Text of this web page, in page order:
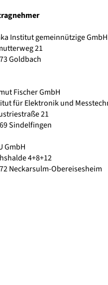
Institut gemeinnützige GmbH
21
Goldbach
Fischer GmbH
für Elektronik und
21
Sindelfingen
GmbH
4+8+12
Neckarsulm-Obereisesheim